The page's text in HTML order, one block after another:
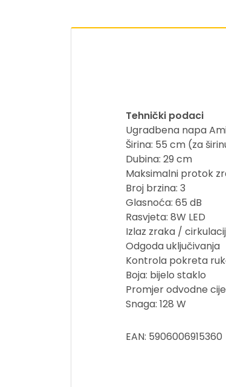
Tehnički podaci
Ugradbena napa
Širina: 55 cm (za
Dubina: 29 cm
Maksimalni protok
Broj brzina: 3
Glasnoća: 65 dB
Rasvjeta: 8W LED
Izlaz zraka /
Odgoda uključivanja
Kontrola pokreta
Boja: bijelo staklo
Promjer odvodne
Snaga: 128 W
EAN: 5906006915360